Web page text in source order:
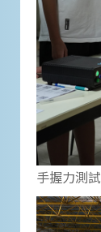
手握力測試